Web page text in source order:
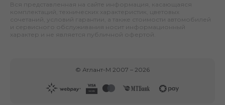
Вся представленная на сайте информация, касающаяся
комплектаций, технических характеристик, цветовых
сочетаний, условий гарантии, а также стоимости автомобилей
и сервисного обслуживания носит информационный
характер и не является публичной офертой.
© Атлант-М 2007 – 2026